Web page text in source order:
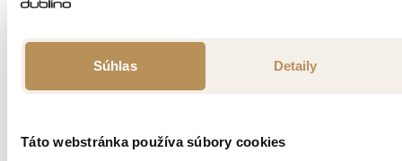
Súhlas Detaily
Táto webstránka používa súbory cookies